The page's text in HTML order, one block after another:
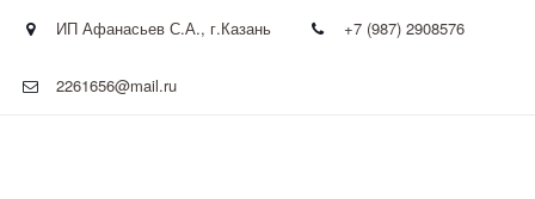
ИП Афанасьев С.А., г.Казань +7 (987) 2908576
2261656@mail.ru